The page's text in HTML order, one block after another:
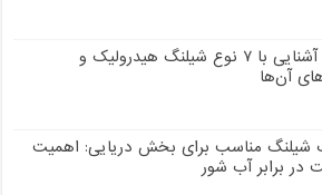
عنوان: آشنایی با ۷ نوع شیلنگ هیدرولیک و
آن‌ها
شیلنگ مناسب برای بخش دریایی: اهمیت
در برابر آب شور